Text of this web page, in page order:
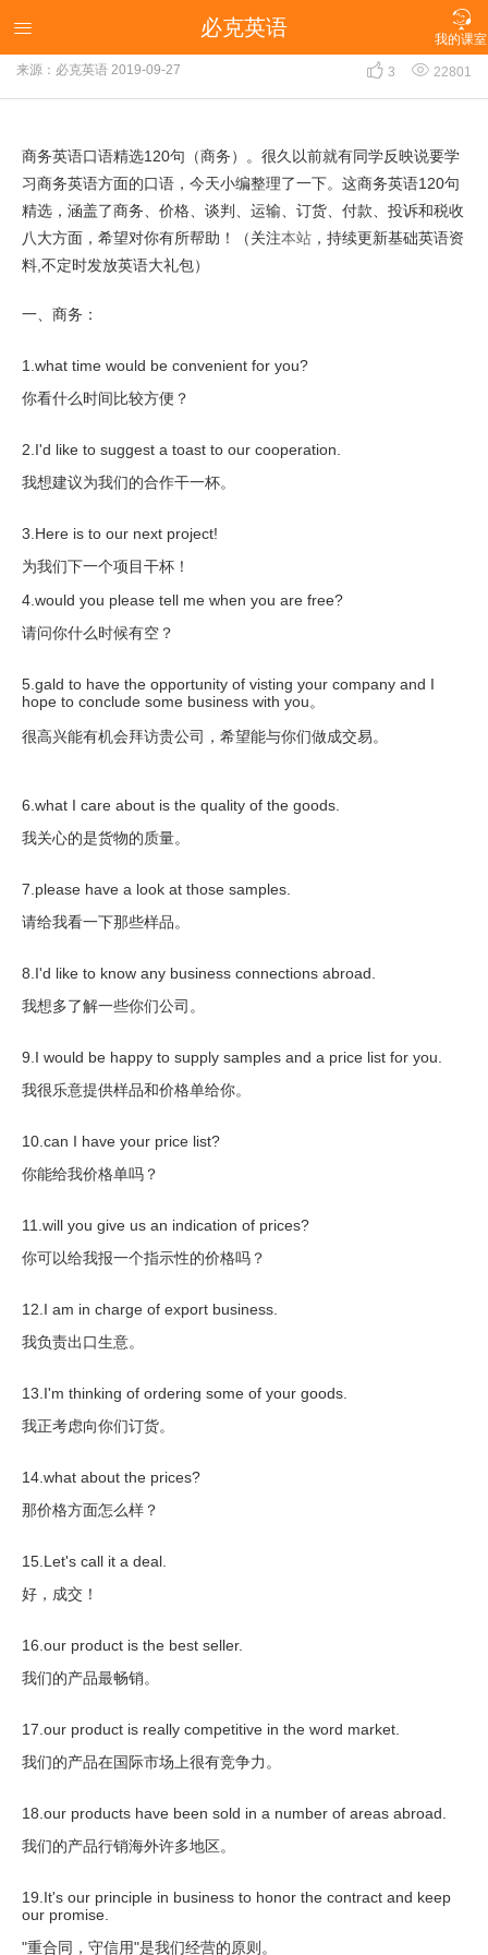

我的课室
 必克英语
商务英语口语精选120句（商务）
来源：必克英语 2019-09-27  3  22801
商务英语口语精选120句（商务）。很久以前就有同学反映说要学
习商务英语方面的口语，今天小编整理了一下。这商务英语120句
精选，涵盖了商务、价格、谈判、运输、订货、付款、投诉和税收
八大方面，希望对你有所帮助！（关注本站 ，持续更新基础英语资
料,不定时发放英语大礼包）
一、商务：
1.what time would be convenient for you?
你看什么时间比较方便？
2.I'd like to suggest a toast to our cooperation.
我想建议为我们的合作干一杯。
3.Here is to our next project!
为我们下一个项目干杯！
4.would you please tell me when you are free?
请问你什么时候有空？
5.gald to have the opportunity of visting your company and I
hope to conclude some business with you。
很高兴能有机会拜访贵公司，希望能与你们做成交易。
6.what I care about is the quality of the goods.
我关心的是货物的质量。
7.please have a look at those samples.
请给我看一下那些样品。
8.I'd like to know any business connections abroad.
我想多了解一些你们公司。
9.I would be happy to supply samples and a price list for you.
我很乐意提供样品和价格单给你。
10.can I have your price list?
你能给我价格单吗？
11.will you give us an indication of prices?
你可以给我报一个指示性的价格吗？
12.I am in charge of export business.
我负责出口生意。
13.I'm thinking of ordering some of your goods.
我正考虑向你们订货。
14.what about the prices?
那价格方面怎么样？
15.Let's call it a deal.
好，成交！
16.our product is the best seller.
我们的产品最畅销。
17.our product is really competitive in the word market.
我们的产品在国际市场上很有竞争力。
18.our products have been sold in a number of areas abroad.
我们的产品行销海外许多地区。
19.It's our principle in business to honor the contract and keep
our promise.
"重合同，守信用"是我们经营的原则。